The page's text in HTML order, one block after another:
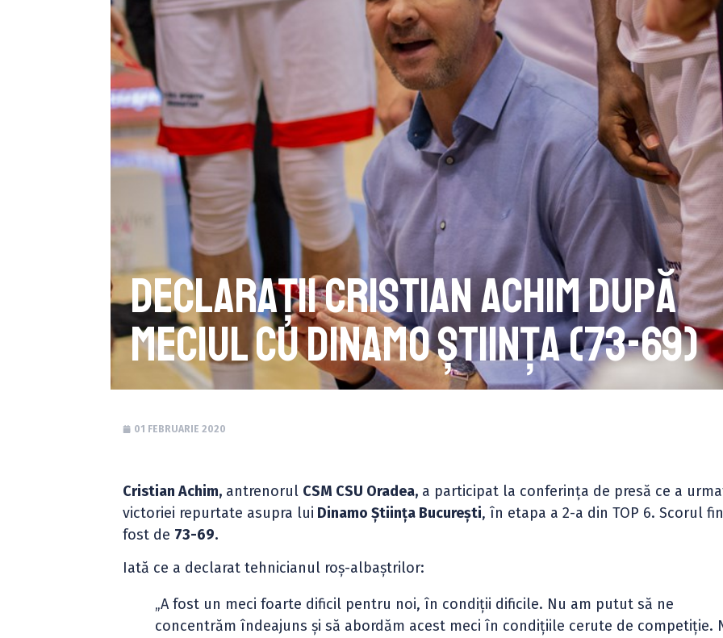
Declarații Cristian Achim după
meciul cu Dinamo Știința (73-69)
01 FEBRUARIE 2020
Cristian Achim, antrenorul CSM CSU Oradea, a participat la conferința de presă ce a
victoriei repurtate asupra lui Dinamo Știința București, în etapa a 2-a din TOP 6. Scorul
fost de 73-69.
Iată ce a declarat tehnicianul roș-albaștrilor:
„A fost un meci foarte dificil pentru noi, în condiții dificile. Nu am putut să ne
concentrăm îndeajuns și să abordăm acest meci în condițiile cerute de competiție.